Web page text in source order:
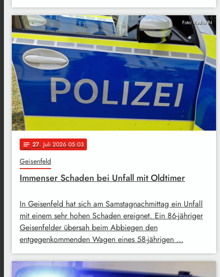
Foto: Radio IN
notes 27. Juli 2026 05:03
Geisenfeld
Immenser Schaden bei Unfall mit Oldtimer
In Geisenfeld hat sich am Samstagnachmittag ein Unfall
mit einem sehr hohen Schaden ereignet. Ein 86-jähriger
Geisenfelder übersah beim Abbiegen den
entgegenkommenden Wagen eines 58-jährigen …